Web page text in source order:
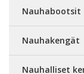
Nauhabootsit
Nauhakengät
Nauhalliset